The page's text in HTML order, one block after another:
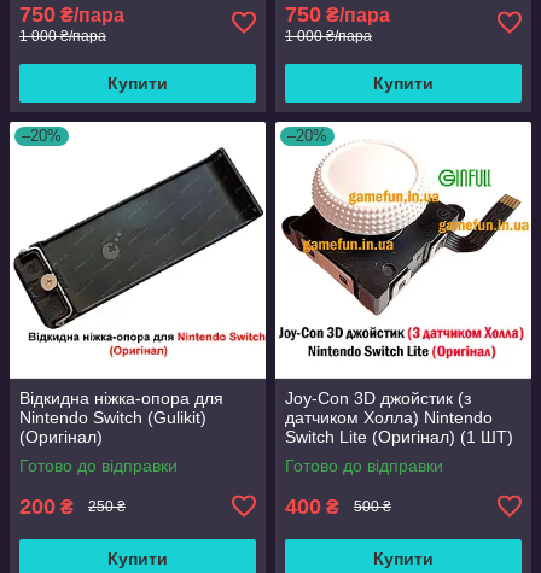
750 ₴/пара
1 000 ₴/пара
Купити
750 ₴/пара
1 000 ₴/пара
Купити
–20%
Відкидна ніжка-опора для
Nintendo Switch (Gulikit)
(Оригінал)
Готово до відправки
200 ₴ 250 ₴
Купити
–20%
Joy-Con 3D джойстик (з
датчиком Холла) Nintendo
Switch Lite (Оригінал) (1 ШТ)
(Ginfull)
Готово до відправки
400 ₴ 500 ₴
Купити